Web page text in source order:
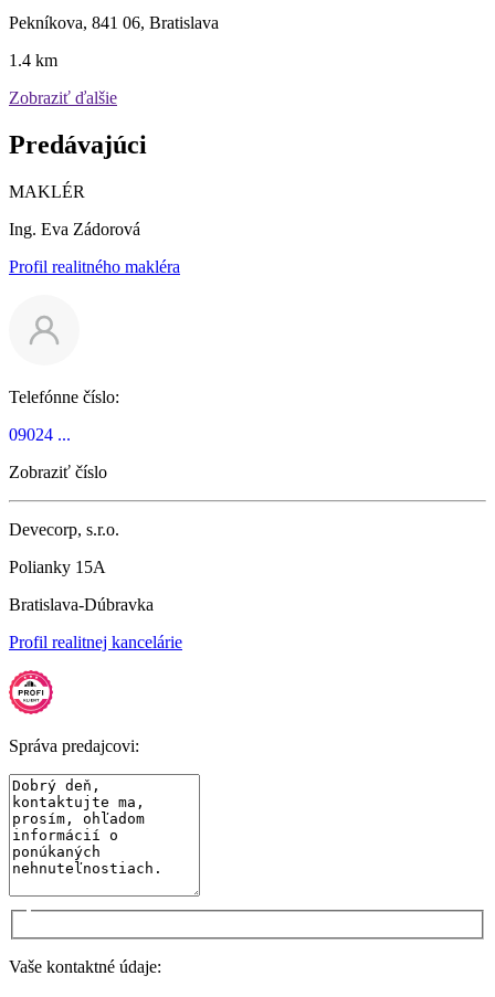
Pekníkova, 841 06, Bratislava
1.4 km
Zobraziť ďalšie
Predávajúci
MAKLÉR
Ing. Eva Zádorová
Profil realitného makléra
Telefónne číslo:
09024 ...
Zobraziť číslo
Devecorp, s.r.o.
Polianky 15A
Bratislava-Dúbravka
Profil realitnej kancelárie
Správa predajcovi:
Vaše kontaktné údaje: